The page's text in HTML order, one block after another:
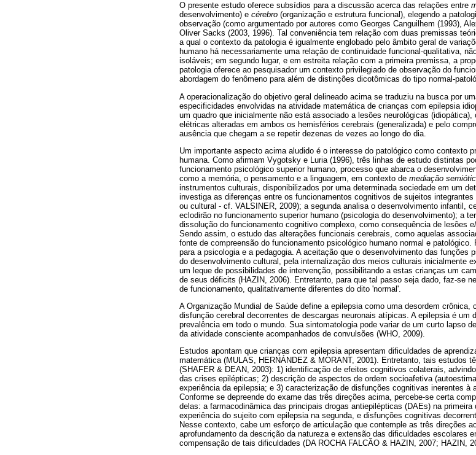
O presente estudo oferece subsídios para a discussão acerca das relações entre
desenvolvimento) e cérebro (organização e estrutura funcional), elegendo a
observação (como argumentado por autores como Georges Canguilhem (1993),
Oliver Sacks (2003, 1996). Tal conveniência tem relação com duas premissas
a qual o contexto da patologia é igualmente englobado pelo âmbito geral de
humano há necessariamente uma relação de continuidade funcional-qualitativa,
isoláveis; em segundo lugar, e em estreita relação com a primeira premissa, a
patologia oferece ao pesquisador um contexto privilegiado de observação do
abordagem do fenômeno para além de distinções dicotômicas do tipo normal-
A operacionalização do objetivo geral delineado acima se traduziu na busca por
especificidades envolvidas na atividade matemática de crianças com epilepsia
um quadro que inicialmente não está associado a lesões neurológicas
elétricas alteradas em ambos os hemisférios cerebrais (generalizada) e pelo
ausência que chegam a se repetir dezenas de vezes ao longo do dia.
Um importante aspecto acima aludido é o interesse do patológico como contexto
humana. Como afirmam Vygotsky e Luria (1996), três linhas de estudo distintas
funcionamento psicológico superior humano, processo que abarca o
como a memória, o pensamento e a linguagem, em contexto de mediação
instrumentos culturais, disponibilizados por uma determinada sociedade em um
investiga as diferenças entre os funcionamentos cognitivos de sujeitos
ou cultural - cf. VALSINER, 2009); a segunda analisa o desenvolvimento infantil,
eclodirão no funcionamento superior humano (psicologia do desenvolvimento); a
dissolução do funcionamento cognitivo complexo, como consequência de lesões
Sendo assim, o estudo das alterações funcionais cerebrais, como aquelas
fonte de compreensão do funcionamento psicológico humano normal e
para a psicologia e a pedagogia. A aceitação que o desenvolvimento das funções
do desenvolvimento cultural, pela internalização dos meios culturais inicialmente
um leque de possibilidades de intervenção, possibilitando a estas crianças um
de seus déficits (HAZIN, 2006). Entretanto, para que tal passo seja dado, faz-se
de funcionamento, qualitativamente diferentes do dito 'normal'.
A Organização Mundial de Saúde define a epilepsia como uma desordem crônica,
disfunção cerebral decorrentes de descargas neuronais atípicas. A epilepsia é um
prevalência em todo o mundo. Sua sintomatologia pode variar de um curto lapso
da atividade consciente acompanhados de convulsões (WHO, 2009).
Estudos apontam que crianças com epilepsia apresentam dificuldades de
matemática (MULAS, HERNÁNDEZ & MORANT, 2001). Entretanto, tais estudos
(SHAFER & DEAN, 2003): 1) identificação de efeitos cognitivos colaterais,
das crises epilépticas; 2) descrição de aspectos de ordem socioafetiva
experiência da epilepsia; e 3) caracterização de disfunções cognitivas inerentes à
Conforme se depreende do exame das três direções acima, percebe-se certa
delas: a farmacodinâmica das principais drogas antiepilépticas (DAEs) na
experiência do sujeito com epilepsia na segunda, e disfunções cognitivas
Nesse contexto, cabe um esforço de articulação que contemple as três direções
aprofundamento da descrição da natureza e extensão das dificuldades escolares
compensação de tais dificuldades (DA ROCHA FALCÃO & HAZIN, 2007; HAZIN,